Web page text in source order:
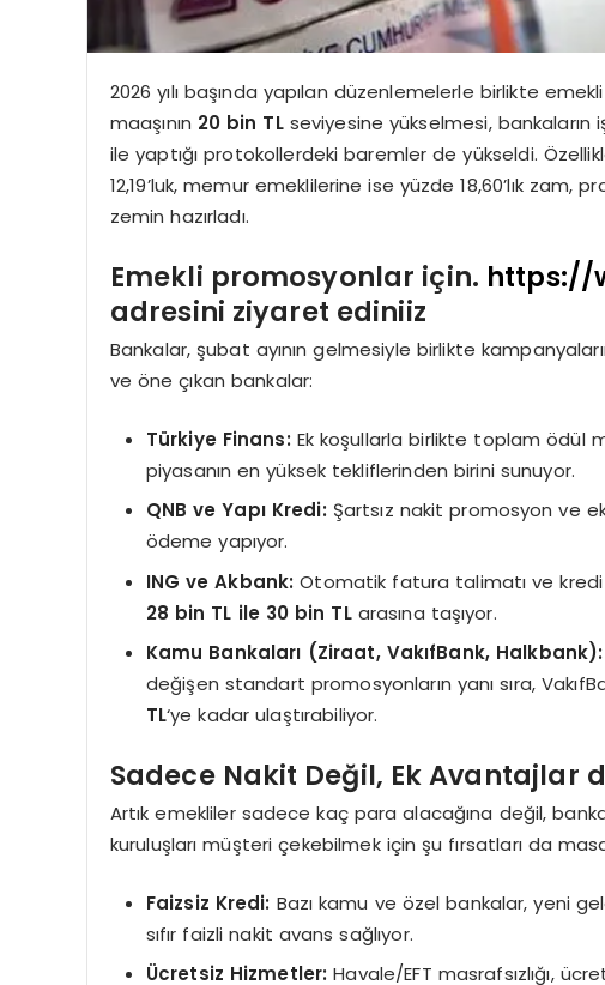
2026 yılı başında yapılan düzenlemelerle birlikte
maaşının 20 bin TLseviyesine yükselmesi, bankaların
ile yaptığı protokollerdeki baremler de yükseldi.
12,19’luk, memur emeklilerine ise yüzde 18,60’lık zam,
zemin hazırladı.
Emekli promosyonlar için. https://
adresini ziyaret ediniiz
Bankalar, şubat ayının gelmesiyle birlikte
ve öne çıkan bankalar:
Türkiye Finans: Ek koşullarla birlikte toplam ödül
piyasanın en yüksek tekliflerinden birini sunuyor.
QNB ve Yapı Kredi: Şartsız nakit promosyon ve
ödeme yapıyor.
ING ve Akbank: Otomatik fatura talimatı ve kredi
28 bin TL ile 30 bin TLarasına taşıyor.
Kamu Bankaları (Ziraat, VakıfBank, Halkbank):
değişen standart promosyonların yanı sıra,
TL‘ye kadar ulaştırabiliyor.
Sadece Nakit Değil, Ek Avantajlar
Artık emekliler sadece kaç para alacağına değil,
kuruluşları müşteri çekebilmek için şu fırsatları da
Faizsiz Kredi: Bazı kamu ve özel bankalar, yeni
sıfır faizli nakit avans sağlıyor.
Ücretsiz Hizmetler: Havale/EFT masrafsızlığı,